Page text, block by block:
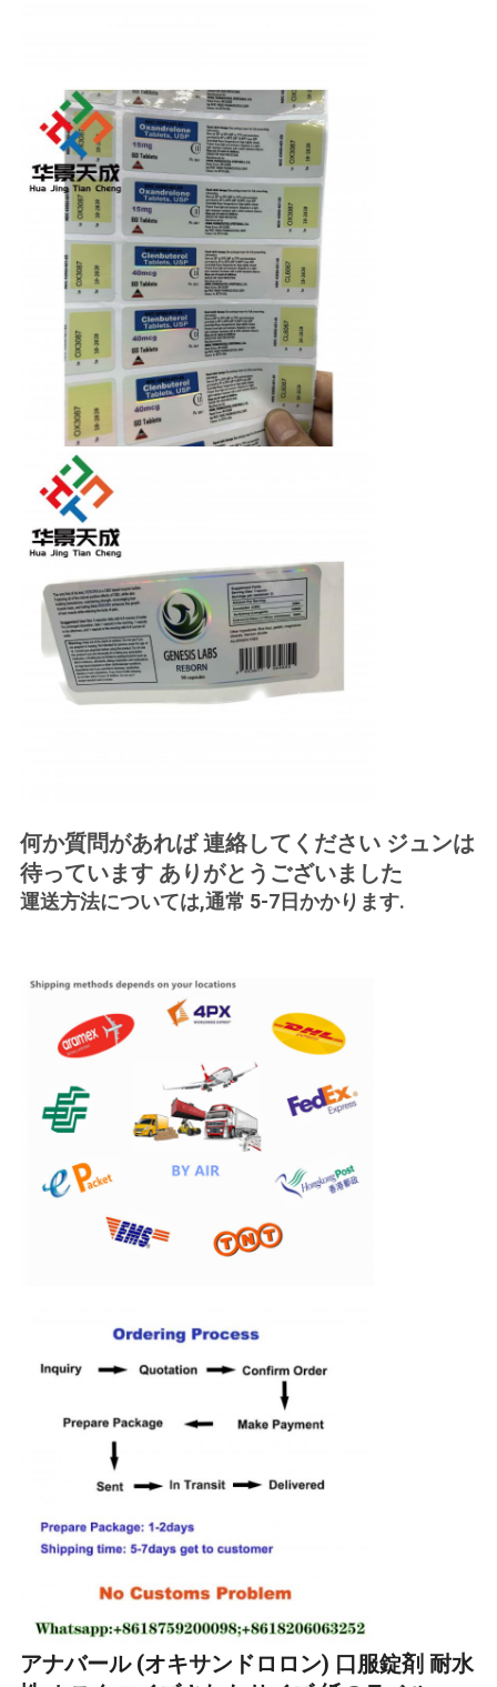
何か質問があれば 連絡してください ジュンは
待っています ありがとうございました
運送方法については,通常 5-7日かかります.
アナバール (オキサンドロロン) 口服錠剤 耐水